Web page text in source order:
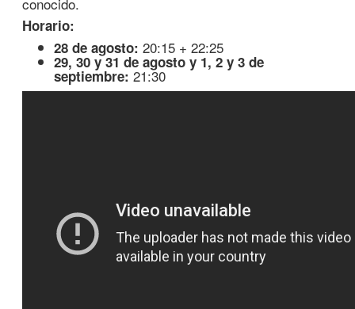
Horario:
28 de agosto: 20:15 + 22:25
29, 30 y 31 de agosto y 1, 2 y 3 de
septiembre: 21:30